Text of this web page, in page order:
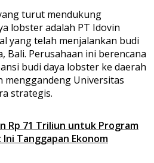
turut mendukung
lobster adalah PT Idovin
yang telah menjalankan budi
Bali. Perusahaan ini berencana
budi daya lobster ke daerah
menggandeng Universitas
strategis.
Rp 71 Triliun untuk Program
Tanggapan Ekonom